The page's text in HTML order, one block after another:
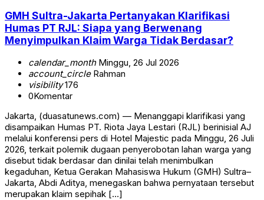
GMH Sultra-Jakarta Pertanyakan Klarifikasi
Humas PT RJL: Siapa yang Berwenang
Menyimpulkan Klaim Warga Tidak Berdasar?
calendar_monthMinggu, 26 Jul 2026
account_circleRahman
visibility176
0Komentar
Jakarta, (duasatunews.com) — Menanggapi klarifikasi yang
disampaikan Humas PT. Riota Jaya Lestari (RJL) berinisial AJ
melalui konferensi pers di Hotel Majestic pada Minggu, 26 Juli
2026, terkait polemik dugaan penyerobotan lahan warga yang
disebut tidak berdasar dan dinilai telah menimbulkan
kegaduhan, Ketua Gerakan Mahasiswa Hukum (GMH) Sultra–
Jakarta, Abdi Aditya, menegaskan bahwa pernyataan tersebut
merupakan klaim sepihak […]